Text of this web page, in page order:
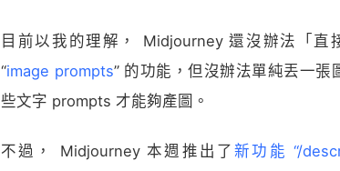
目前以我的理解， Midjourney 還沒辦法「直
“image prompts” 的功能，但沒辦法單純丟一
些文字 prompts 才能夠產圖。
不過， Midjourney 本週推出了新功能 “/